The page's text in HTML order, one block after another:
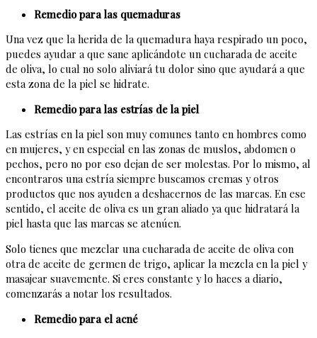
Remedio para las quemaduras
Una vez que la herida de la quemadura haya respirado un poco,
puedes ayudar a que sane aplicándote un cucharada de aceite
de oliva, lo cual no solo aliviará tu dolor sino que ayudará a que
esta zona de la piel se hidrate.
Remedio para las estrías de la piel
Las estrías en la piel son muy comunes tanto en hombres como
en mujeres, y en especial en las zonas de muslos, abdomen o
pechos, pero no por eso dejan de ser molestas. Por lo mismo, al
encontraros una estría siempre buscamos cremas y otros
productos que nos ayuden a deshacernos de las marcas. En ese
sentido, el aceite de oliva es un gran aliado ya que hidratará la
piel hasta que las marcas se atenúen.
Solo tienes que mezclar una cucharada de aceite de oliva con
otra de aceite de germen de trigo, aplicar la mezcla en la piel y
masajear suavemente. Si eres constante y lo haces a diario,
comenzarás a notar los resultados.
Remedio para el acné